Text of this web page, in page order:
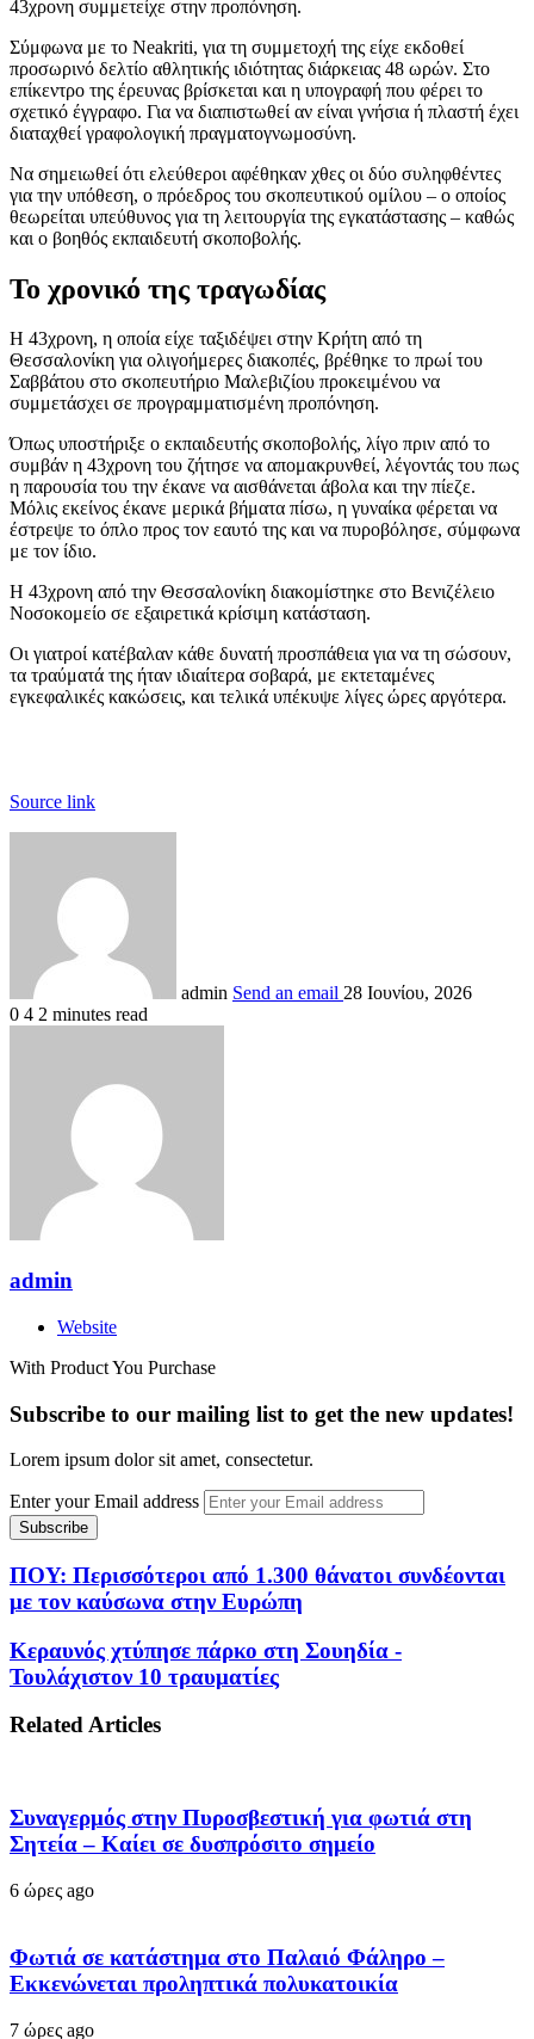
43χρονη συμμετείχε στην προπόνηση.
Σύμφωνα με το Neakriti, για τη συμμετοχή της είχε εκδοθεί
προσωρινό δελτίο αθλητικής ιδιότητας διάρκειας 48 ωρών. Στο
επίκεντρο της έρευνας βρίσκεται και η υπογραφή που φέρει το
σχετικό έγγραφο. Για να διαπιστωθεί αν είναι γνήσια ή πλαστή έχει
διαταχθεί γραφολογική πραγματογνωμοσύνη.
Να σημειωθεί ότι ελεύθεροι αφέθηκαν χθες οι δύο συληφθέντες
για την υπόθεση, ο πρόεδρος του σκοπευτικού ομίλου – ο οποίος
θεωρείται υπεύθυνος για τη λειτουργία της εγκατάστασης – καθώς
και ο βοηθός εκπαιδευτή σκοποβολής.
Το χρονικό της τραγωδίας
Η 43χρονη, η οποία είχε ταξιδέψει στην Κρήτη από τη
Θεσσαλονίκη για ολιγοήμερες διακοπές, βρέθηκε το πρωί του
Σαββάτου στο σκοπευτήριο Μαλεβιζίου προκειμένου να
συμμετάσχει σε προγραμματισμένη προπόνηση.
Όπως υποστήριξε ο εκπαιδευτής σκοποβολής, λίγο πριν από το
συμβάν η 43χρονη του ζήτησε να απομακρυνθεί, λέγοντάς του πως
η παρουσία του την έκανε να αισθάνεται άβολα και την πίεζε.
Μόλις εκείνος έκανε μερικά βήματα πίσω, η γυναίκα φέρεται να
έστρεψε το όπλο προς τον εαυτό της και να πυροβόλησε, σύμφωνα
με τον ίδιο.
Η 43χρονη από την Θεσσαλονίκη διακομίστηκε στο Βενιζέλειο
Νοσοκομείο σε εξαιρετικά κρίσιμη κατάσταση.
Οι γιατροί κατέβαλαν κάθε δυνατή προσπάθεια για να τη σώσουν,
τα τραύματά της ήταν ιδιαίτερα σοβαρά, με εκτεταμένες
εγκεφαλικές κακώσεις, και τελικά υπέκυψε λίγες ώρες αργότερα.
Source link
admin Send an email 28 Ιουνίου, 2026
0 4 2 minutes read
admin
Website
With Product You Purchase
Subscribe to our mailing list to get the new updates!
Lorem ipsum dolor sit amet, consectetur.
Enter your Email address
ΠΟΥ: Περισσότεροι από 1.300 θάνατοι συνδέονται
με τον καύσωνα στην Ευρώπη
Κεραυνός χτύπησε πάρκο στη Σουηδία -
Τουλάχιστον 10 τραυματίες
Related Articles
Συναγερμός στην Πυροσβεστική για φωτιά στη
Σητεία – Καίει σε δυσπρόσιτο σημείο
6 ώρες ago
Φωτιά σε κατάστημα στο Παλαιό Φάληρο –
Εκκενώνεται προληπτικά πολυκατοικία
7 ώρες ago